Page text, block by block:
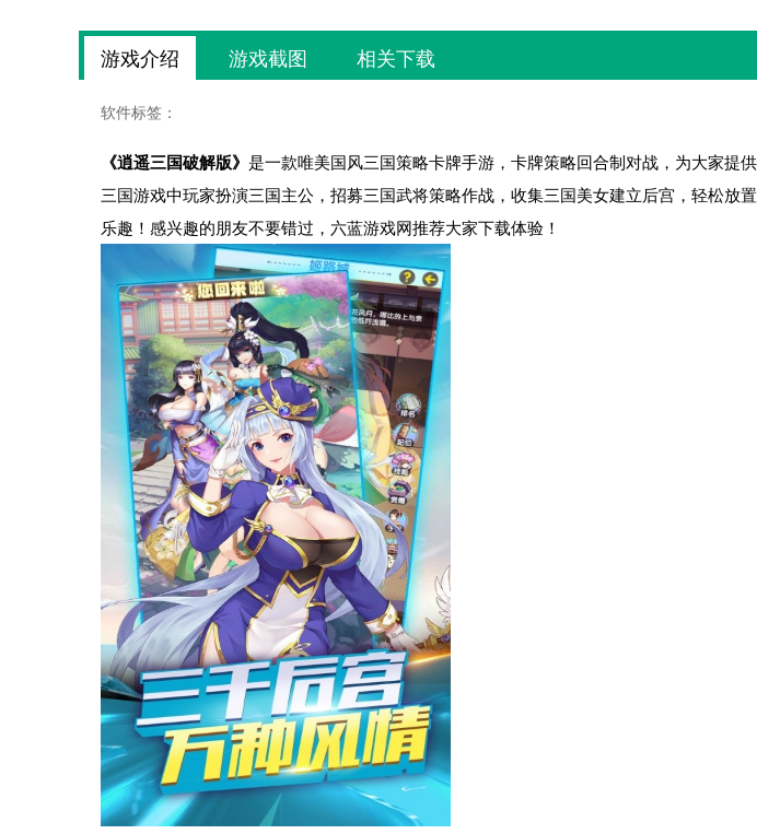
游戏介绍 游戏截图 相关下载
软件标签：
《逍遥三国破解版》 是一款唯美国风三国策略卡牌手游，卡牌策略回合制对战，为大家提供
三国游戏中玩家扮演三国主公，招募三国武将策略作战，收集三国美女建立后宫，轻松放
乐趣！感兴趣的朋友不要错过，六蓝游戏网推荐大家下载体验！